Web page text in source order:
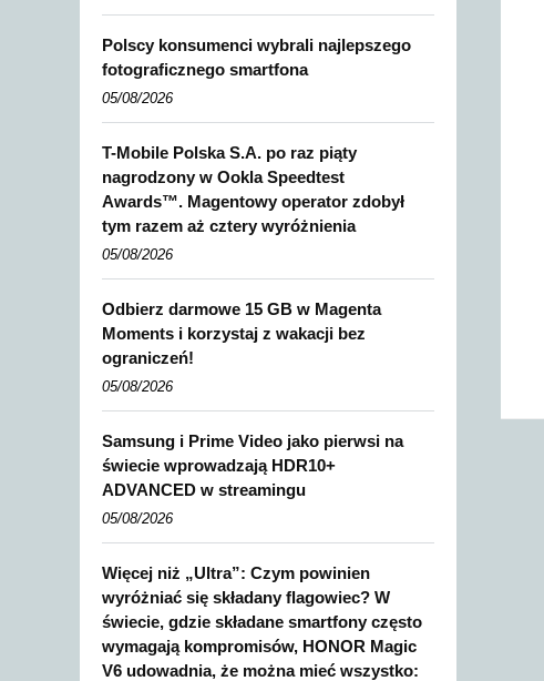
Polscy konsumenci wybrali najlepszego
fotograficznego smartfona
05/08/2026
T-Mobile Polska S.A. po raz piąty
nagrodzony w Ookla Speedtest
Awards™. Magentowy operator zdobył
tym razem aż cztery wyróżnienia
05/08/2026
Odbierz darmowe 15 GB w Magenta
Moments i korzystaj z wakacji bez
ograniczeń!
05/08/2026
Samsung i Prime Video jako pierwsi na
świecie wprowadzają HDR10+
ADVANCED w streamingu
05/08/2026
Więcej niż „Ultra”: Czym powinien
wyróżniać się składany flagowiec? W
świecie, gdzie składane smartfony często
wymagają kompromisów, HONOR Magic
V6 udowadnia, że można mieć wszystko: